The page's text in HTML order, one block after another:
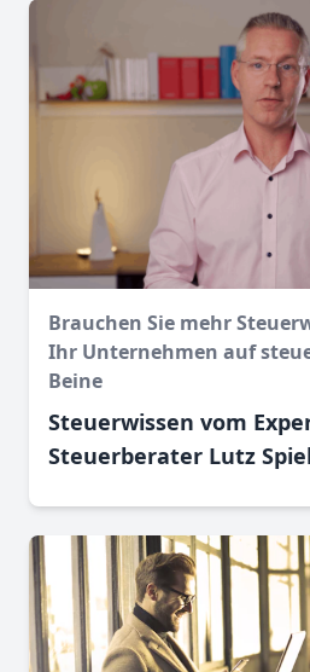
Brauchen Sie mehr
Ihr Unternehmen auf
Beine
Steuerwissen vom
Steuerberater Lutz